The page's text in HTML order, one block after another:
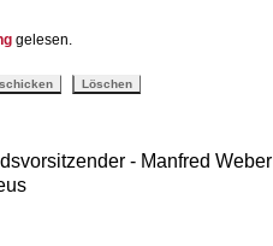
gelesen.
- Manfred Weber